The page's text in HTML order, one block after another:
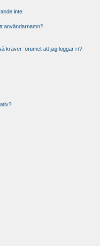
inte!
användarnamn?
kräver forumet att jag loggar in?